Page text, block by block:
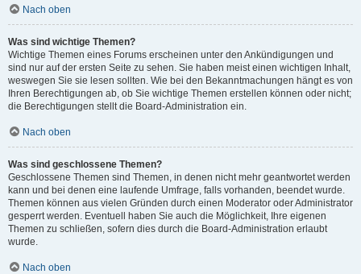
Nach oben
Was sind wichtige Themen?
Wichtige Themen eines Forums erscheinen unter den Ankündigungen und
sind nur auf der ersten Seite zu sehen. Sie haben meist einen wichtigen Inhalt,
weswegen Sie sie lesen sollten. Wie bei den Bekanntmachungen hängt es von
Ihren Berechtigungen ab, ob Sie wichtige Themen erstellen können oder nicht;
die Berechtigungen stellt die Board-Administration ein.
Nach oben
Was sind geschlossene Themen?
Geschlossene Themen sind Themen, in denen nicht mehr geantwortet werden
kann und bei denen eine laufende Umfrage, falls vorhanden, beendet wurde.
Themen können aus vielen Gründen durch einen Moderator oder Administrator
gesperrt werden. Eventuell haben Sie auch die Möglichkeit, Ihre eigenen
Themen zu schließen, sofern dies durch die Board-Administration erlaubt
wurde.
Nach oben